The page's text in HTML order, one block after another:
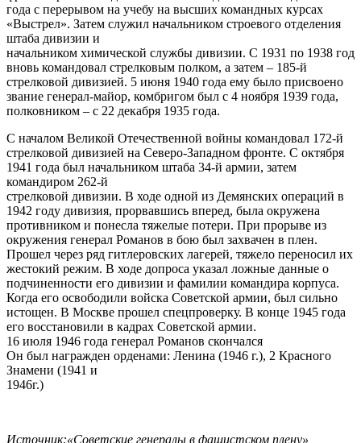
года с перерывом на учебу на высших командных курсах
«Выстрел». Затем служил начальником строевого отделения
штаба дивизии и
начальником химической службы дивизии. С 1931 по 1938 год
вновь командовал стрелковым полком, а затем – 185-й
стрелковой дивизией. 5 июня 1940 года ему было присвоено
звание генерал-майор, комбригом был с 4 ноября 1939 года,
полковником – с 22 декабря 1935 года.
С началом Великой Отечественной войны командовал 172-й
стрелковой дивизией на Северо-Западном фронте. С октября
1941 года был начальником штаба 34-й армии, затем
командиром 262-й
стрелковой дивизии. В ходе одной из Демянских операций в
1942 году дивизия, прорвавшись вперед, была окружена
противником и понесла тяжелые потери. При прорыве из
окружения генерал Романов в бою был захвачен в плен.
Прошел через ряд гитлеровских лагерей, тяжело переносил их
жестокий режим. В ходе допроса указал ложные данные о
подчиненности его дивизии и фамилии командира корпуса.
Когда его освободили войска Советской армии, был сильно
истощен. В Москве прошел спецпроверку. В конце 1945 года
его восстановили в кадрах Советской армии.
16 июля 1946 года генерал Романов скончался
Он был награжден орденами: Ленина (1946 г.), 2 Красного
Знамени (1941 и
1946г.)
Источник:«Советские генералы в фашистском плену»